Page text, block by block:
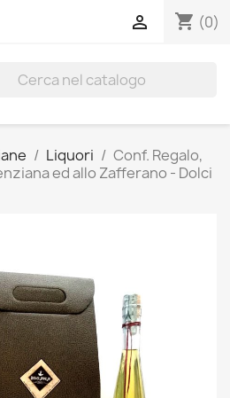
shopping_cart (0)

Liquori
Conf. Regalo,
ed allo Zafferano - Dolci